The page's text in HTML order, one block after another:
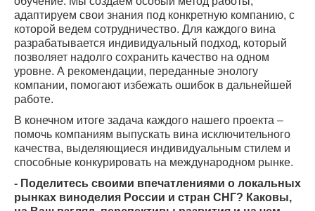
адаптируем свои знания под конкретную компанию, с
которой ведем сотрудничество. Для каждого вина
разрабатывается индивидуальный подход, который
позволяет надолго сохранить качество на одном
уровне. А рекомендации, переданные энологу
компании, помогают избежать ошибок в дальнейшей
работе.
В конечном итоге задача каждого нашего проекта –
помочь компаниям выпускать вина исключительного
качества, выделяющиеся индивидуальным стилем и
способные конкурировать на международном рынке.
- Поделитесь своими впечатлениями о локальных
рынках виноделия России и стран СНГ? Каковы,